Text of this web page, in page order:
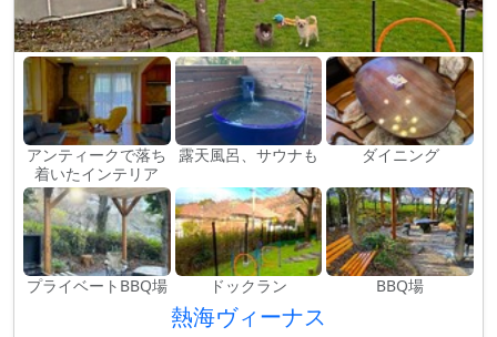
アンティークで落ち
着いたインテリア
露天風呂、サウナも ダイニング
プライベートBBQ場 ドックラン BBQ場
熱海ヴィーナス